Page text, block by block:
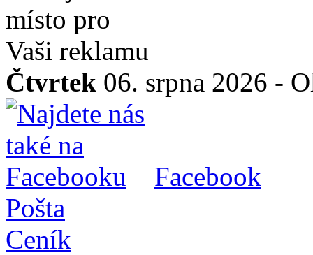
Čtvrtek 06. srpna 2026 -
Facebook
Pošta
Ceník